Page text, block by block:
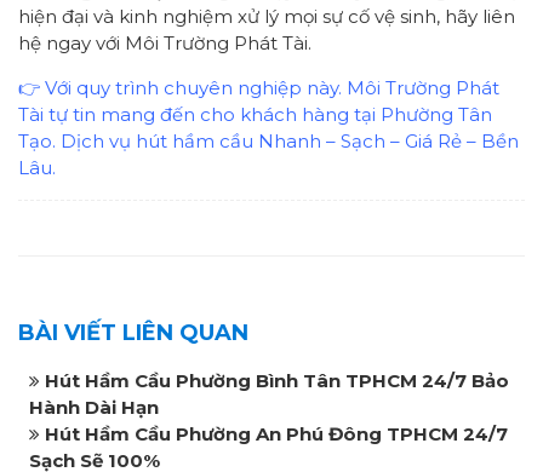
hiện đại và kinh nghiệm xử lý mọi sự cố vệ sinh, hãy liên
hệ ngay với Môi Trường Phát Tài.
👉 Với quy trình chuyên nghiệp này. Môi Trường Phát
Tài tự tin mang đến cho khách hàng tại Phường Tân
Tạo. Dịch vụ hút hầm cầu Nhanh – Sạch – Giá Rẻ – Bền
Lâu.
BÀI VIẾT LIÊN QUAN
Hút Hầm Cầu Phường Bình Tân TPHCM 24/7 Bảo
Hành Dài Hạn
Hút Hầm Cầu Phường An Phú Đông TPHCM 24/7
Sạch Sẽ 100%